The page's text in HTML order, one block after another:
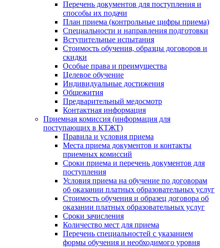
Перечень документов для поступления и
способы их подачи
План приема (контрольные цифры приема)
Специальности и направления подготовки
Вступительные испытания
Стоимость обучения, образцы договоров и
скидки
Особые права и преимущества
Целевое обучение
Индивидуальные достижения
Общежития
Предварительный медосмотр
Контактная информация
Приемная комиссия (информация для
поступающих в КТЖТ)
Правила и условия приема
Места приема документов и контакты
приемных комиссий
Сроки приема и перечень документов для
поступления
Условия приема на обучение по договорам
об оказании платных образовательных услуг
Стоимость обучения и образец договора об
оказании платных образовательных услуг
Сроки зачисления
Количество мест для приема
Перечень специальностей с указанием
формы обучения и необходимого уровня